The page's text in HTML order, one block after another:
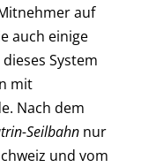
auf
auch einige
System
mit
Nach dem
Seilbahn nur
und vom